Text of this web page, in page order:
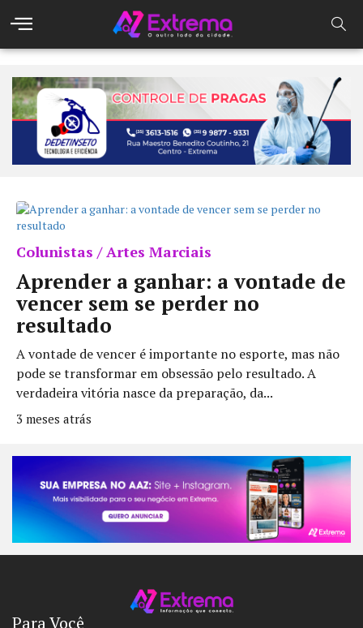
Colunistas / Artes Marciais
Aprender a ganhar: a vontade de
vencer sem se perder no
resultado
A vontade de vencer é importante no esporte, mas não
pode se transformar em obsessão pelo resultado. A
verdadeira vitória nasce da preparação, da...
3 meses atrás
Para Você